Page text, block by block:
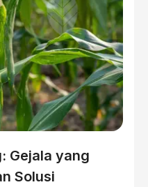
Gejala yang
Solusi